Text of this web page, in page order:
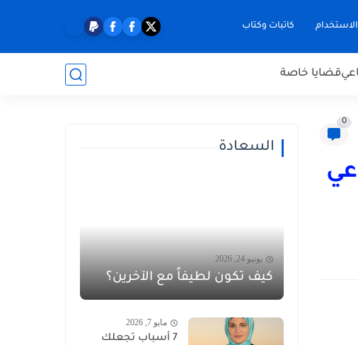
الاستخدام كاتبات وكتاب
قضايا خاصة
0
السعادة
يونيو 24, 2026
كيف تكون لطيفاً مع الآخرين؟
مايو 7, 2026
7 أسباب تجعلك